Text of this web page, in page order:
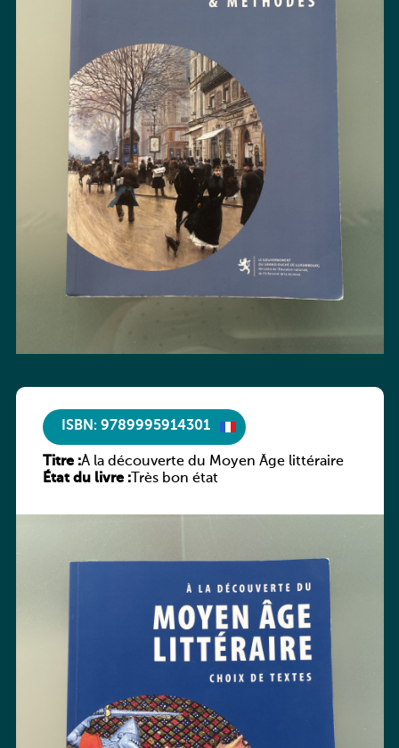
ISBN: 9789995914301
Titre :À la découverte du Moyen Âge littéraire
État du livre :Très bon état